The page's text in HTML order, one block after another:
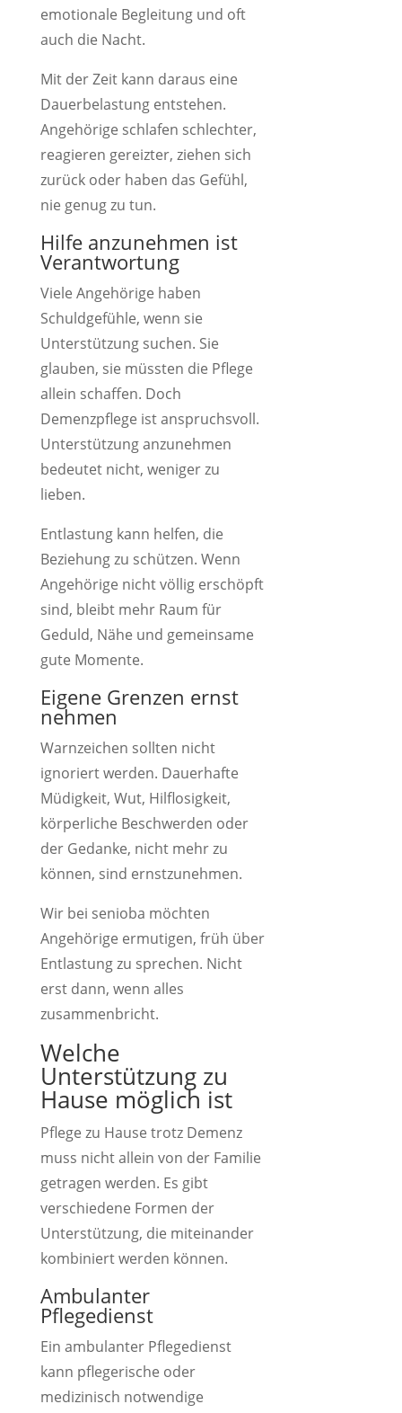
emotionale Begleitung und oft
auch die Nacht.
Mit der Zeit kann daraus eine
Dauerbelastung entstehen.
Angehörige schlafen schlechter,
reagieren gereizter, ziehen sich
zurück oder haben das Gefühl,
nie genug zu tun.
Hilfe anzunehmen ist
Verantwortung
Viele Angehörige haben
Schuldgefühle, wenn sie
Unterstützung suchen. Sie
glauben, sie müssten die Pflege
allein schaffen. Doch
Demenzpflege ist anspruchsvoll.
Unterstützung anzunehmen
bedeutet nicht, weniger zu
lieben.
Entlastung kann helfen, die
Beziehung zu schützen. Wenn
Angehörige nicht völlig erschöpft
sind, bleibt mehr Raum für
Geduld, Nähe und gemeinsame
gute Momente.
Eigene Grenzen ernst
nehmen
Warnzeichen sollten nicht
ignoriert werden. Dauerhafte
Müdigkeit, Wut, Hilflosigkeit,
körperliche Beschwerden oder
der Gedanke, nicht mehr zu
können, sind ernstzunehmen.
Wir bei senioba möchten
Angehörige ermutigen, früh über
Entlastung zu sprechen. Nicht
erst dann, wenn alles
zusammenbricht.
Welche
Unterstützung zu
Hause möglich ist
Pflege zu Hause trotz Demenz
muss nicht allein von der Familie
getragen werden. Es gibt
verschiedene Formen der
Unterstützung, die miteinander
kombiniert werden können.
Ambulanter
Pflegedienst
Ein ambulanter Pflegedienst
kann pflegerische oder
medizinisch notwendige